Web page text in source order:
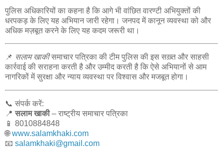
पुलिस अधिकारियों का कहना है कि आगे भी वांछित वारण्टी अभियुक्तों की
धरपकड़ के लिए यह अभियान जारी रहेगा। जनपद में कानून व्यवस्था को और
अधिक मज़बूत करने के लिए यह कदम जरूरी था।
📌 सलाम खाकीसमाचार पत्रिका की टीम पुलिस की इस सख़्त और साहसी
कार्रवाई की सराहना करती है और उम्मीद करती है कि ऐसे अभियानों से आम
नागरिकों में सुरक्षा और न्याय व्यवस्था पर विश्वास और मजबूत होगा।
📞 संपर्क करें:
📍सलाम खाकी– राष्ट्रीय समाचार पत्रिका
📱 8010884848
🌐www.salamkhaki.com
📧 salamkhaki@gmail.com